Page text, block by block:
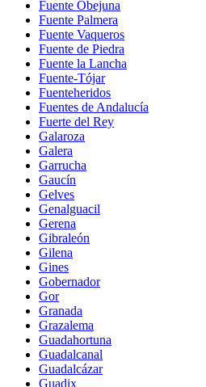
Fuente Obejuna
Fuente Palmera
Fuente Vaqueros
Fuente de Piedra
Fuente la Lancha
Fuente-Tójar
Fuenteheridos
Fuentes de Andalucía
Fuerte del Rey
Galaroza
Galera
Garrucha
Gaucín
Gelves
Genalguacil
Gerena
Gibraleón
Gilena
Gines
Gobernador
Gor
Granada
Grazalema
Guadahortuna
Guadalcanal
Guadalcázar
Guadix